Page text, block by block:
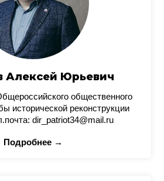
Алексей Юрьевич
общественного
исторической реконструкции
dir_patriot34@mail.ru
Подробнее →